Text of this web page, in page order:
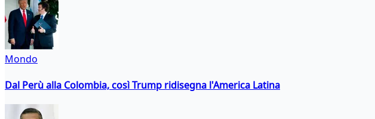
Mondo
Dal Perù alla Colombia, così Trump ridisegna l'America Latina